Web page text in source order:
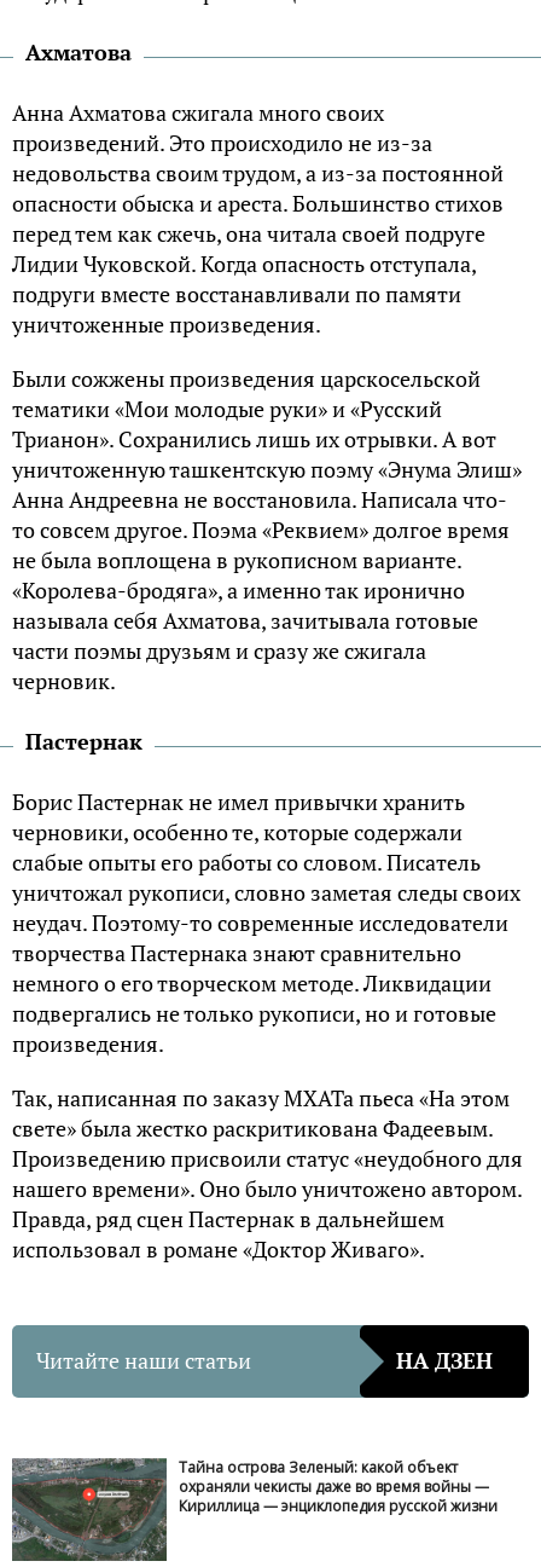
Ахматова
Анна Ахматова сжигала много своих
произведений. Это происходило не из-за
недовольства своим трудом, а из-за постоянной
опасности обыска и ареста. Большинство стихов
перед тем как сжечь, она читала своей подруге
Лидии Чуковской. Когда опасность отступала,
подруги вместе восстанавливали по памяти
уничтоженные произведения.
Были сожжены произведения царскосельской
тематики «Мои молодые руки» и «Русский
Трианон». Сохранились лишь их отрывки. А вот
уничтоженную ташкентскую поэму «Энума Элиш»
Анна Андреевна не восстановила. Написала что-
то совсем другое. Поэма «Реквием» долгое время
не была воплощена в рукописном варианте.
«Королева-бродяга», а именно так иронично
называла себя Ахматова, зачитывала готовые
части поэмы друзьям и сразу же сжигала
черновик.
Пастернак
Борис Пастернак не имел привычки хранить
черновики, особенно те, которые содержали
слабые опыты его работы со словом. Писатель
уничтожал рукописи, словно заметая следы своих
неудач. Поэтому-то современные исследователи
творчества Пастернака знают сравнительно
немного о его творческом методе. Ликвидации
подвергались не только рукописи, но и готовые
произведения.
Так, написанная по заказу МХАТа пьеса «На этом
свете» была жестко раскритикована Фадеевым.
Произведению присвоили статус «неудобного для
нашего времени». Оно было уничтожено автором.
Правда, ряд сцен Пастернак в дальнейшем
использовал в романе «Доктор Живаго».
Читайте наши статьи НА ДЗЕН
Тайна острова Зеленый: какой объект
охраняли чекисты даже во время войны —
Кириллица — энциклопедия русской жизни